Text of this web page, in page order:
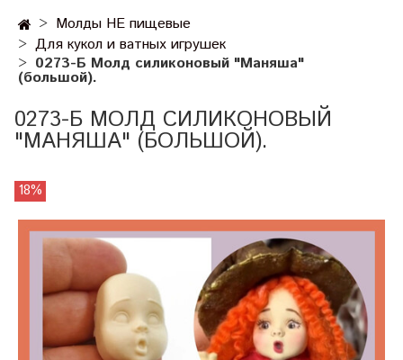
Молды НЕ пищевые
Для кукол и ватных игрушек
0273-Б Молд силиконовый "Маняша"
(большой).
0273-Б МОЛД СИЛИКОНОВЫЙ
"МАНЯША" (БОЛЬШОЙ).
18%